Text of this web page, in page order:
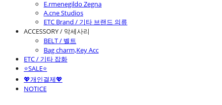
E.rmenegildo Zegna
A.cne Studios
ETC Brand / 기타 브랜드 의류
ACCESSORY / 악세사리
BELT / 벨트
Bag charm,Key Acc
ETC / 기타 잡화
⭐SALE⭐
💖개인결제💖
NOTICE